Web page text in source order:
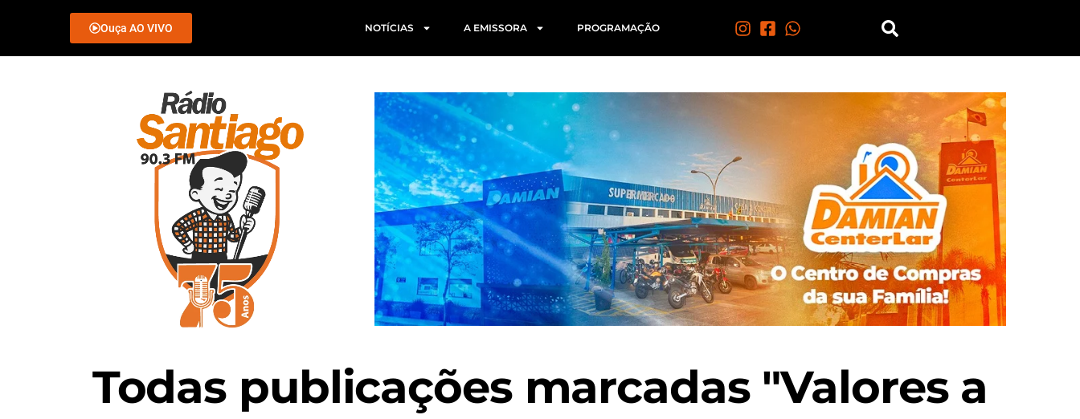
Ouça AO VIVO NOTÍCIAS A EMISSORA PROGRAMAÇÃO
Todas publicações marcadas "Valores a